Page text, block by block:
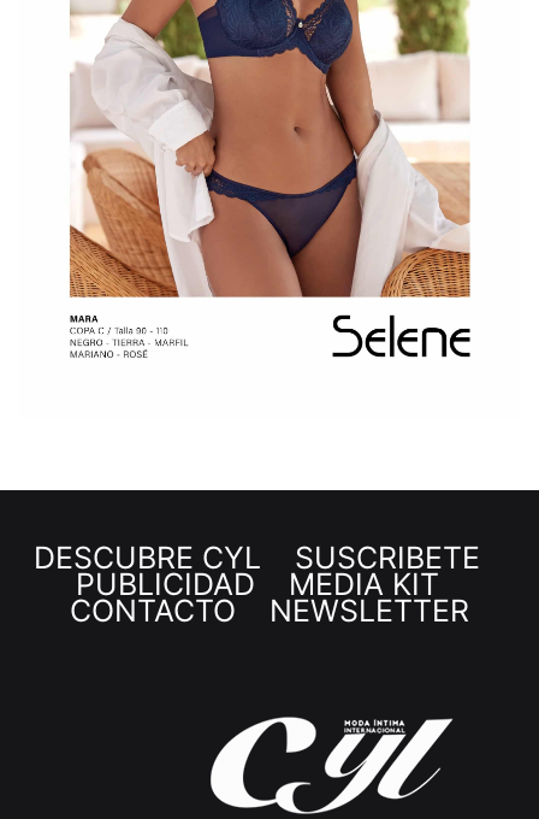
DESCUBRE CYL SUSCRÍBETE
PUBLICIDAD MEDIA KIT
CONTACTO NEWSLETTER